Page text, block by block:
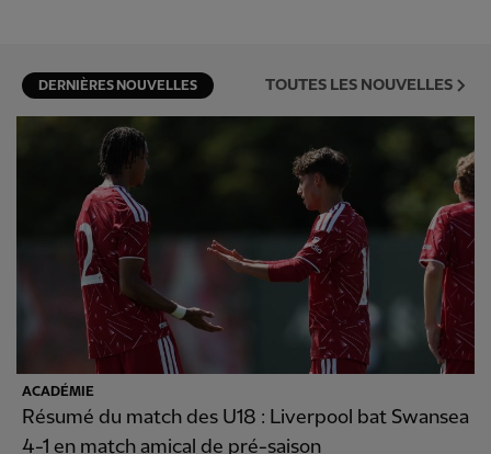
DERNIÈRES NOUVELLES TOUTES LES NOUVELLES
ACADÉMIE
Résumé du match des U18 : Liverpool bat Swansea
4-1 en match amical de pré-saison